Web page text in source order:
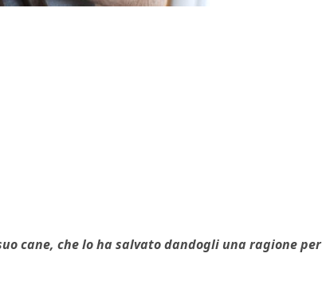
cane, che lo ha salvato dandogli una ragione per